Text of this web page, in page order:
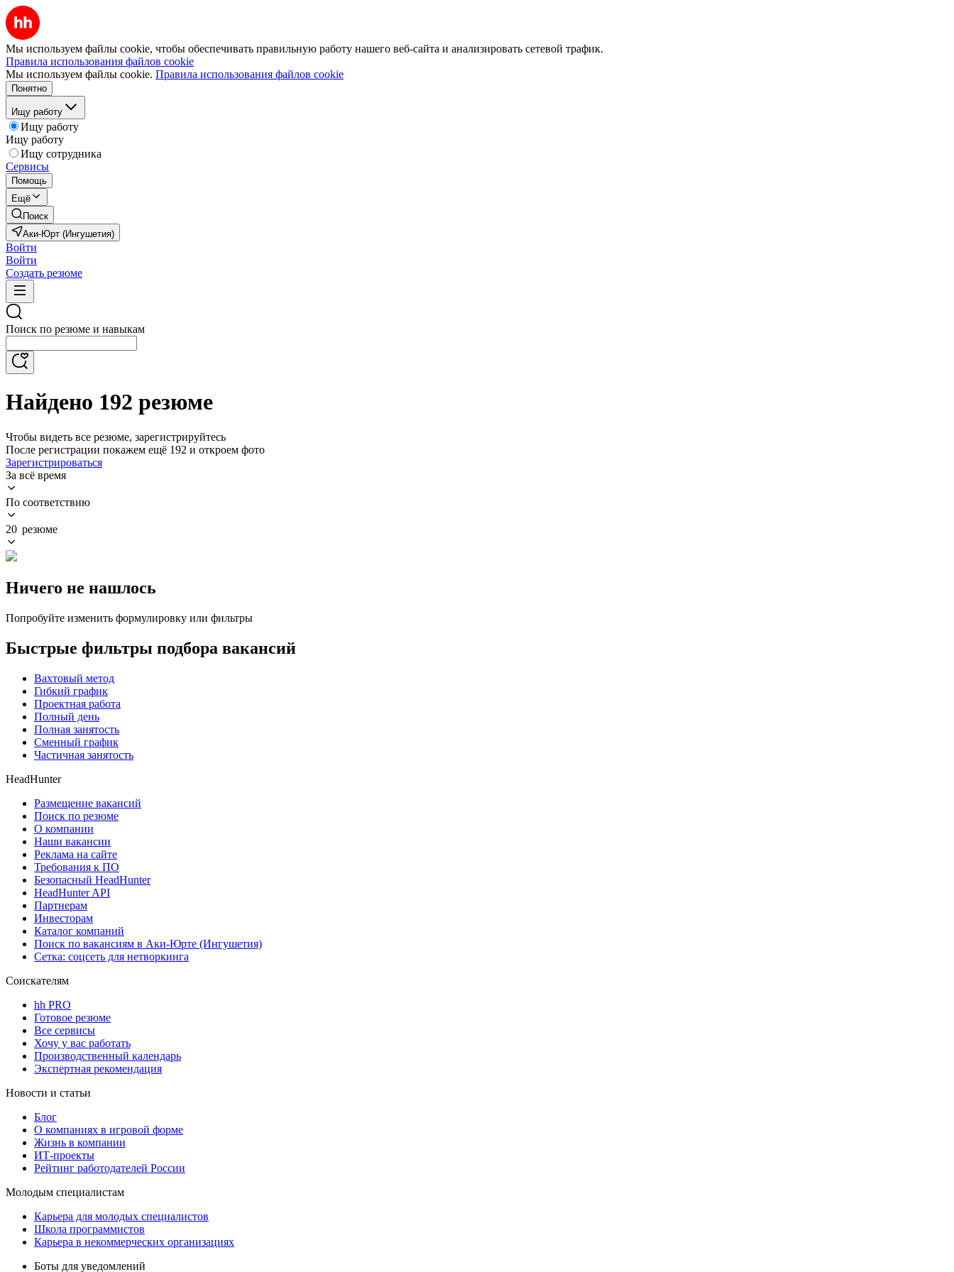
Мы используем файлы cookie, чтобы обеспечивать правильную работу нашего веб-сайта и анализировать сетевой трафик.
Правила использования файлов cookie
Мы используем файлы cookie. Правила использования файлов cookie
Понятно
Ищу работу
Ищу работу
Ищу работу
Ищу сотрудника
Сервисы
Помощь
Ещё
Поиск
Аки-Юрт (Ингушетия)
Войти
Войти
Создать резюме
Поиск по резюме и навыкам
Найдено 192 резюме
Чтобы видеть все резюме, зарегистрируйтесь
После регистрации покажем ещё 192 и откроем фото
Зарегистрироваться
За всё время
По соответствию
20 резюме
Ничего не нашлось
Попробуйте изменить формулировку или фильтры
Быстрые фильтры подбора вакансий
Вахтовый метод
Гибкий график
Проектная работа
Полный день
Полная занятость
Сменный график
Частичная занятость
HeadHunter
Размещение вакансий
Поиск по резюме
О компании
Наши вакансии
Реклама на сайте
Требования к ПО
Безопасный HeadHunter
HeadHunter API
Партнерам
Инвесторам
Каталог компаний
Поиск по вакансиям в Аки-Юрте (Ингушетия)
Сетка: соцсеть для нетворкинга
Соискателям
hh PRO
Готовое резюме
Все сервисы
Хочу у вас работать
Производственный календарь
Экспертная рекомендация
Новости и статьи
Блог
О компаниях в игровой форме
Жизнь в компании
ИТ-проекты
Рейтинг работодателей России
Молодым специалистам
Карьера для молодых специалистов
Школа программистов
Карьера в некоммерческих организациях
Боты для уведомлений